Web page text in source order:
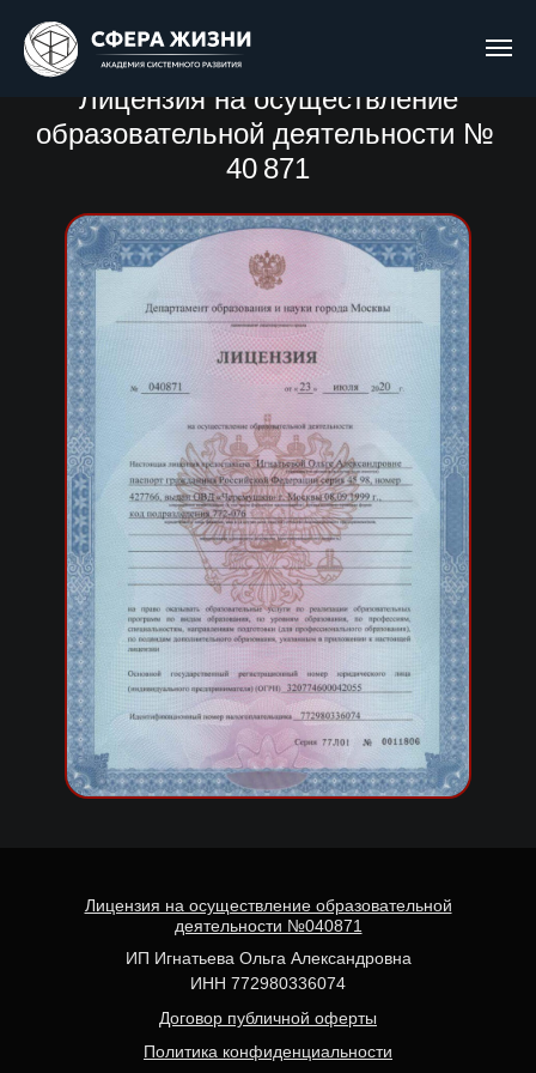
Лицензия на осуществление
образовательной деятельности №
40 871
Лицензия на осуществление образовательной
деятельности №040871
Договор публичной оферты
Политика конфиденциальности
ИП Игнатьева Ольга Александровна
ИНН 772980336074